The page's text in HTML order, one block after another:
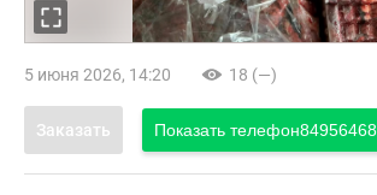
5 июня 2026, 14:20 18 (—)
Заказать Показать телефон